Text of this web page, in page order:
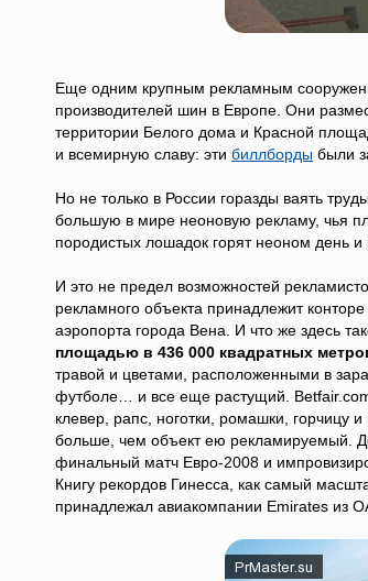
Еще одним крупным рекламным
производителей шин в Европе. Они
территории Белого дома и Красной
и всемирную славу: эти биллборды были
Но не только в России горазды ваять
большую в мире неоновую рекламу, чья
породистых лошадок горят неоном день
И это не предел возможностей
рекламного объекта принадлежит
аэропорта города Вена. И что же здесь
площадью в 436 000 квадратных
травой и цветами, расположенными в
футболе… и все еще растущий.
клевер, рапс, ноготки, ромашки, горчицу
больше, чем объект ею рекламируемый.
финальный матч Евро-2008 и
Книгу рекордов Гинесса, как самый
принадлежал авиакомпании Emirates из